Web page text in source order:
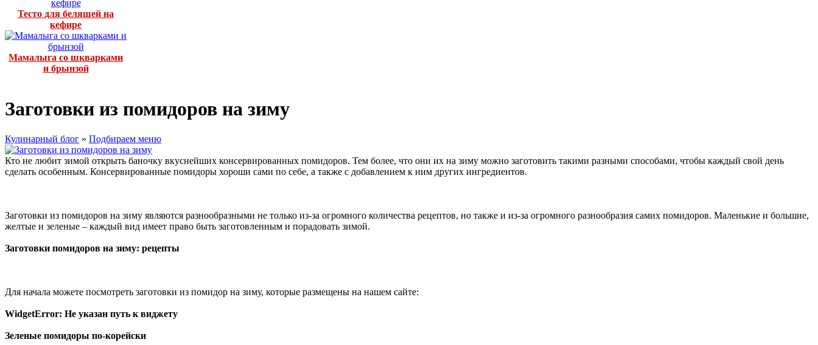
Тесто для беляшей на
кефире
Мамалыга со шкварками
и брынзой
Заготовки из помидоров на зиму
Кулинарный блог » Подбираем меню
Кто не любит зимой открыть баночку вкуснейших консервированных помидоров. Тем более, что они их на зиму можно заготовить такими разными способами, чтобы каждый свой день
сделать особенным. Консервированные помидоры хороши сами по себе, а также с добавлением к ним других ингредиентов.
Заготовки из помидоров на зиму являются разнообразными не только из-за огромного количества рецептов, но также и из-за огромного разнообразия самих помидоров. Маленькие и большие,
желтые и зеленые – каждый вид имеет право быть заготовленным и порадовать зимой.
Заготовки помидоров на зиму: рецепты
Для начала можете посмотреть заготовки из помидор на зиму, которые размещены на нашем сайте:
WidgetError: Не указан путь к виджету
Зеленые помидоры по-корейски